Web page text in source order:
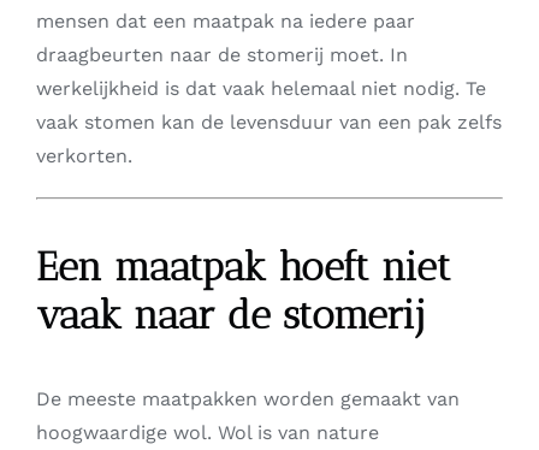
mensen dat een maatpak na iedere paar
draagbeurten naar de stomerij moet. In
werkelijkheid is dat vaak helemaal niet nodig. Te
vaak stomen kan de levensduur van een pak zelfs
verkorten.
Een maatpak hoeft niet
vaak naar de stomerij
De meeste maatpakken worden gemaakt van
hoogwaardige wol. Wol is van nature